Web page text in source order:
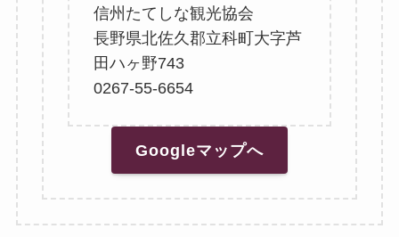
信州たてしな観光協会
長野県北佐久郡立科町大字芦
田ハヶ野743
0267-55-6654
Googleマップへ